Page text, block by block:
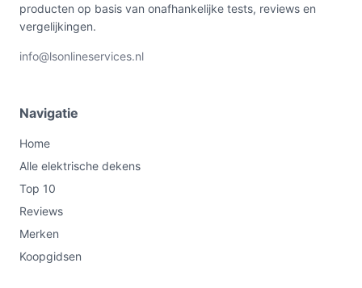
producten op basis van onafhankelijke tests, reviews en
vergelijkingen.
info@lsonlineservices.nl
Navigatie
Home
Alle elektrische dekens
Top 10
Reviews
Merken
Koopgidsen